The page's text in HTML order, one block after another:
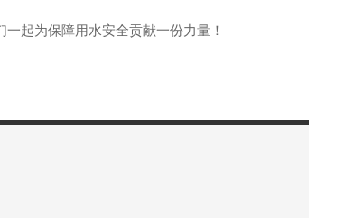
起为保障用水安全贡献一份力量！